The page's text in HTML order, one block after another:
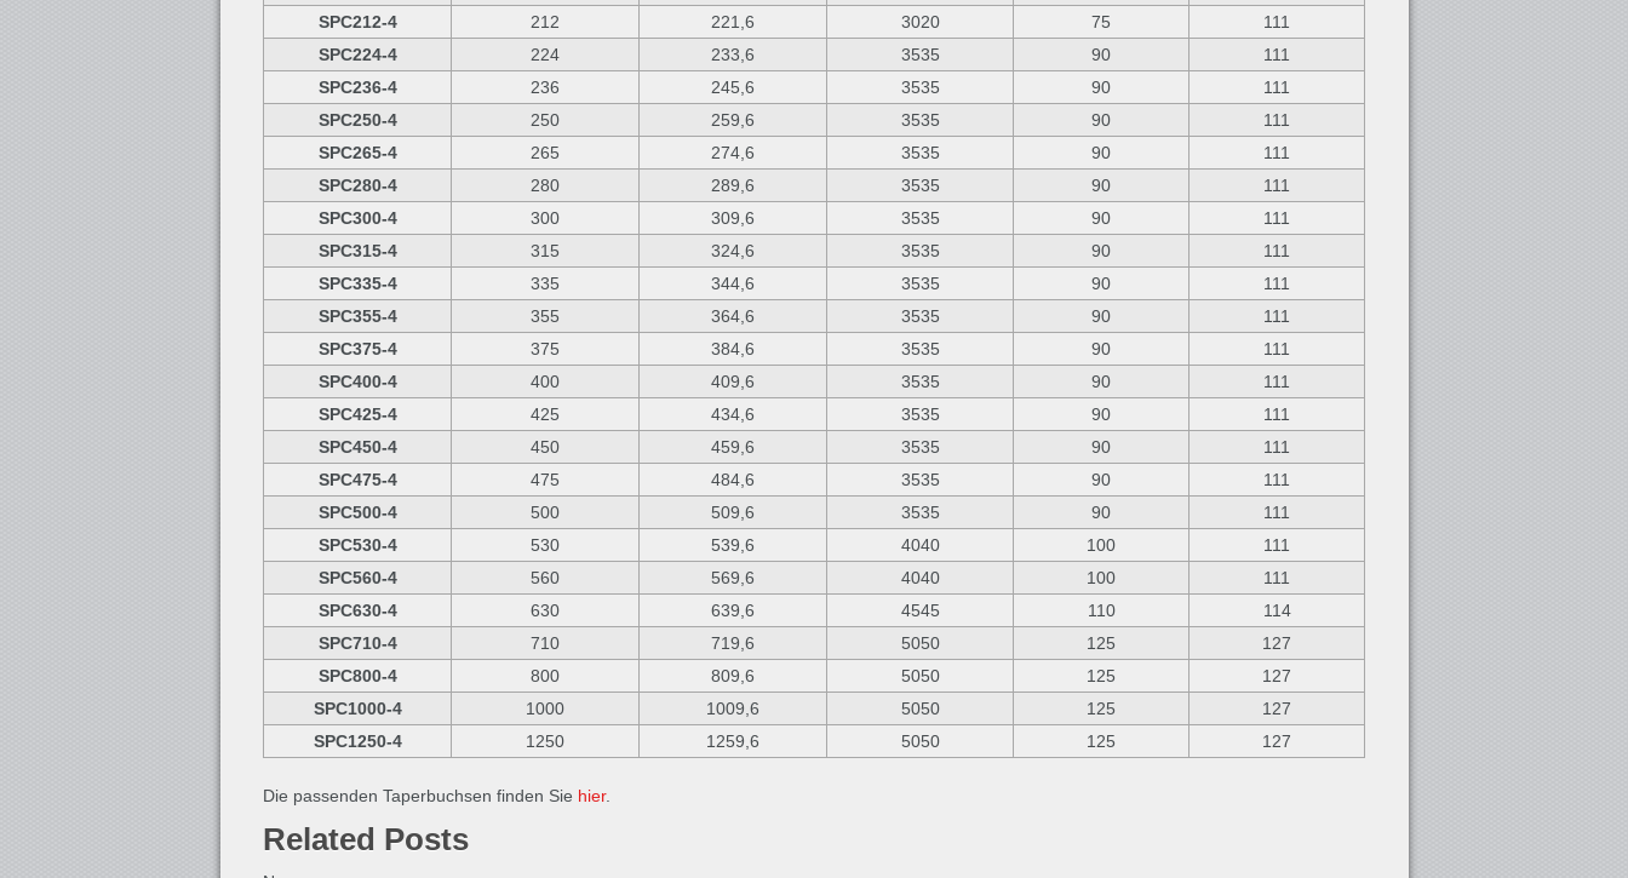
SPC212-4
212 221,6 3020 75
111
SPC224-4
224 233,6 3535 90
111
SPC236-4
236 245,6 3535 90
111
SPC250-4
250 259,6 3535 90
111
SPC265-4
265 274,6 3535 90
111
SPC280-4
280 289,6 3535 90
111
SPC300-4
300 309,6 3535 90
111
SPC315-4
315 324,6 3535 90
111
SPC335-4
335 344,6 3535 90
111
SPC355-4
355 364,6 3535 90
111
SPC375-4
375 384,6 3535 90
111
SPC400-4
400 409,6 3535 90
111
SPC425-4
425 434,6 3535 90
111
SPC450-4
450 459,6 3535 90
111
SPC475-4
475 484,6 3535 90
111
SPC500-4
500 509,6 3535 90
111
SPC530-4
530 539,6 4040 100
111
SPC560-4
560 569,6 4040 100
111
SPC630-4
630 639,6 4545 110
114
SPC710-4
710 719,6 5050 125
127
SPC800-4
800 809,6 5050 125
127
SPC1000-4
1000 1009,6 5050 125
127
SPC1250-4
1250 1259,6 5050 125 127
Die passenden Taperbuchsen finden Sie hier.
Related Posts